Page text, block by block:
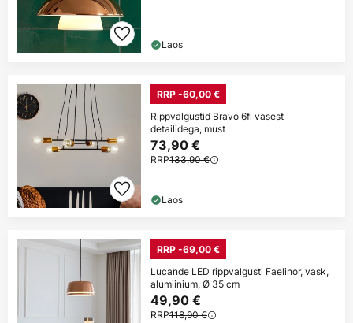
Laos
RRP -60,00 €
Rippvalgustid Bravo 6fl vasest
detailidega, must
73,90 €
RRP133,90 €
Laos
RRP -69,00 €
Lucande LED rippvalgusti Faelinor, vask,
alumiinium, Ø 35 cm
49,90 €
RRP118,90 €